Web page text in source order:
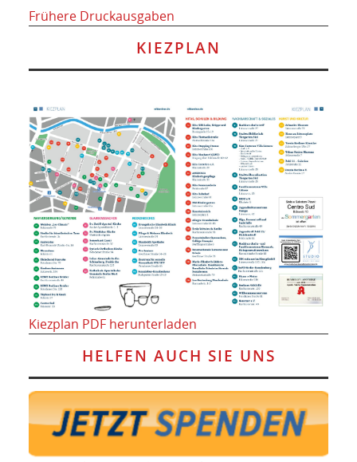
Frühere Druckausgaben
KIEZPLAN
Kiezplan PDF herunterladen
HELFEN AUCH SIE UNS